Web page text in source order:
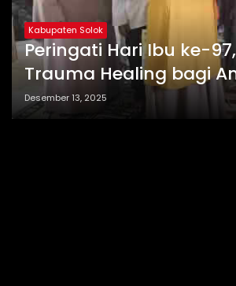
Kabupaten Solok
Peringati Hari Ibu ke-
Trauma Healing bagi
Desember 13, 2025